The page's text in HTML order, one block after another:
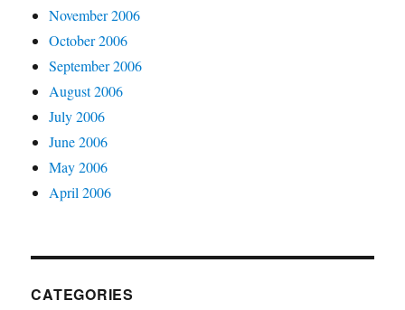
November 2006
October 2006
September 2006
August 2006
July 2006
June 2006
May 2006
April 2006
CATEGORIES